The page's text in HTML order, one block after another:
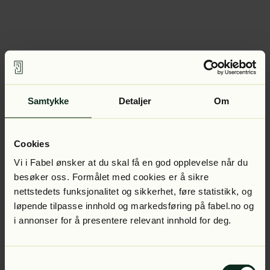
Samtykke Detaljer Om
Cookies
Vi i Fabel ønsker at du skal få en god opplevelse når du
besøker oss. Formålet med cookies er å sikre
nettstedets funksjonalitet og sikkerhet, føre statistikk, og
løpende tilpasse innhold og markedsføring på fabel.no og
i annonser for å presentere relevant innhold for deg.